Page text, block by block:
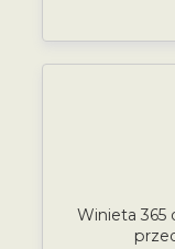
Winieta 365